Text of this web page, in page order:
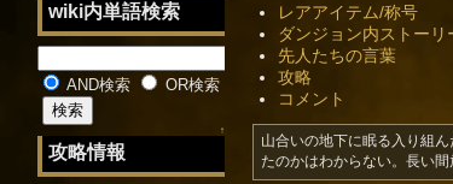
レアアイテム/称号
ダンジョン内ストーリ
先人たちの言葉
攻略
コメント
山合いの地下に眠る入り組
たのかはわからない。長い
wiki内単語検索
AND検索 OR検索
↑
攻略情報